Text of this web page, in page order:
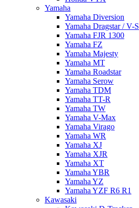
Yamaha
Yamaha Diversion
Yamaha Dragstar / V-
Yamaha FJR 1300
Yamaha FZ
Yamaha Majesty
Yamaha MT
Yamaha Roadstar
Yamaha Serow
Yamaha TDM
Yamaha TT-R
Yamaha TW
Yamaha V-Max
Yamaha Virago
Yamaha WR
Yamaha XJ
Yamaha XJR
Yamaha XT
Yamaha YBR
Yamaha YZ
Yamaha YZF R6 R1
Kawasaki